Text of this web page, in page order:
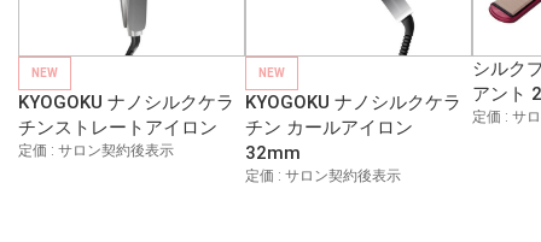
NEW
KYOGOKU ナノシルクケラ
チンストレートアイロン
定価 : サロン契約後表示
NEW
KYOGOKU ナノシルクケラ
チン カールアイロン
32mm
定価 : サロン契約後表示
シルク
アント
定価 : サ